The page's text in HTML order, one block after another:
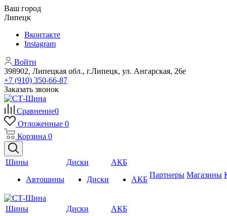
Ваш город
Липецк
Вконтакте
Instagram
Войти
398902, Липецкая обл., г.Липецк, ул. Ангарская, 26е
+7 (910) 350-66-87
Заказать звонок
Сравнение0
Отложенные 0
Корзина 0
Шины
Автошины
Диски
Диски
АКБ
АКБ
Партнеры Магазины
Шины
Диски
АКБ